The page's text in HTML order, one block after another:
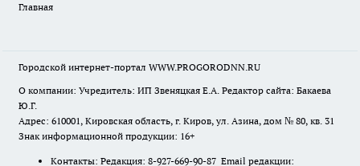
Главная
Городской интернет-портал WWW.PROGORODNN.RU
О компании: Учредитель: ИП Звеняцкая Е.А. Редактор сайта: Бакаева
Ю.Г.
Адрес: 610001, Кировская область, г. Киров, ул. Азина, дом № 80, кв. 31
Знак информационной продукции: 16+
Контакты: Редакция: 8-927-669-90-87 Email редакции: